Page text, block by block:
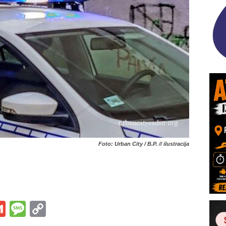
Foto: Urban City / B.P. // ilustracija
GmailMessage